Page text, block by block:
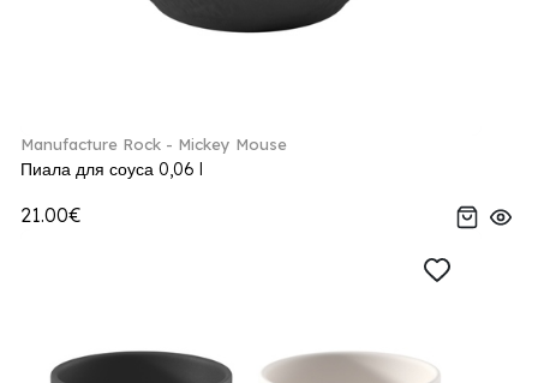
Manufacture Rock - Mickey Mouse
Пиала для соуса 0,06 l
21.00€